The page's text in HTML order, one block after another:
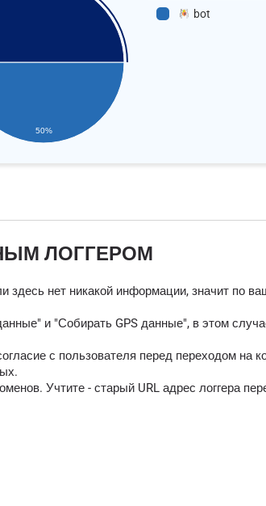
50%
bot
ЛОГГЕРОМ
здесь нет никакой информации, значит по
и "Собирать GPS данные", в этом
с пользователя перед переходом на
Учтите - старый URL адрес логгера